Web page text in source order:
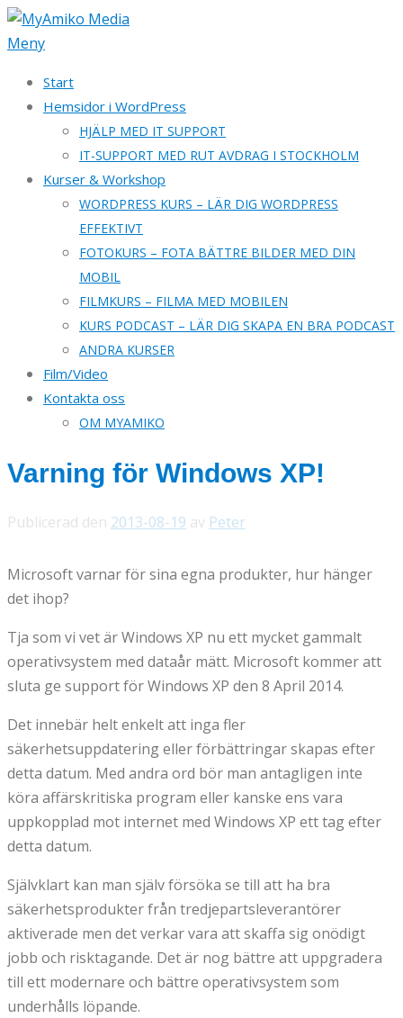
Hoppa
till
Meny
Start
Hemsidor i WordPress
HJÄLP MED IT SUPPORT
IT-SUPPORT MED RUT AVDRAG I STOCKHOLM
Kurser & Workshop
WORDPRESS KURS – LÄR DIG WORDPRESS
EFFEKTIVT
FOTOKURS – FOTA BÄTTRE BILDER MED DIN
MOBIL
FILMKURS – FILMA MED MOBILEN
KURS PODCAST – LÄR DIG SKAPA EN BRA PODCAST
ANDRA KURSER
Film/Video
Kontakta oss
OM MYAMIKO
Varning för Windows XP!
Publicerad den 2013-08-19 av Peter
Microsoft varnar för sina egna produkter, hur hänger
det ihop?
Tja som vi vet är Windows XP nu ett mycket gammalt
operativsystem med dataår mätt. Microsoft kommer att
sluta ge support för Windows XP den 8 April 2014.
Det innebär helt enkelt att inga fler
säkerhetsuppdatering eller förbättringar skapas efter
detta datum. Med andra ord bör man antagligen inte
köra affärskritiska program eller kanske ens vara
uppkopplad mot internet med Windows XP ett tag efter
detta datum.
Självklart kan man själv försöka se till att ha bra
säkerhetsprodukter från tredjepartsleverantörer
aktiverade men det verkar vara att skaffa sig onödigt
jobb och risktagande. Det är nog bättre att uppgradera
till ett modernare och bättre operativsystem som
underhålls löpande.